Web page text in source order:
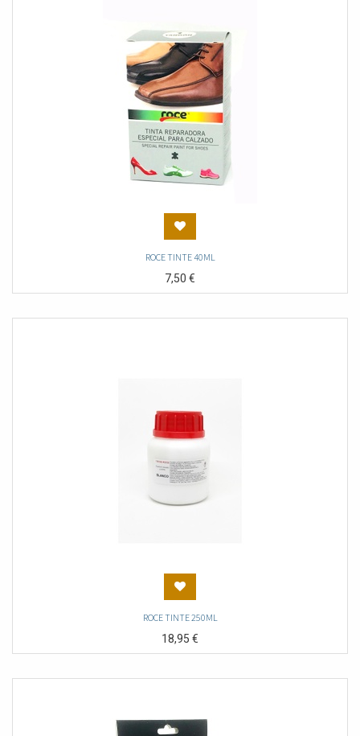
ROCE TINTE 40ML
7,50€
ROCE TINTE 250ML
18,95€